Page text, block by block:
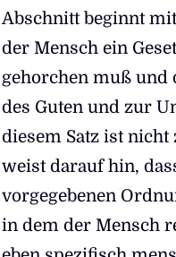
Abschnitt beginnt
der Mensch ein
gehorchen muß und
des Guten und zur
diesem Satz ist nicht
weist darauf hin,
vorgegebenen
in dem der Mensch